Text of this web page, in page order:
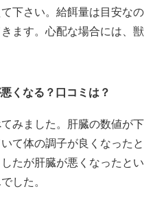
下さい。給餌量は目安なの
ます。心配な場合には、獣
くなる？口コミは？
みました。肝臓の数値が下
て体の調子が良くなったと
たが肝臓が悪くなったとい
した。